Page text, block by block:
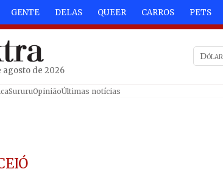
GENTE DELAS QUEER CARROS PETS
de 2026
Dólar
SururuOpiniãoÚltimas notícias